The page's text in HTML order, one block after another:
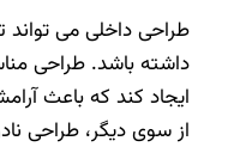
طراحی داخلی می تواند
داشته باشد. طراحی
ایجاد کند که باعث
از سوی دیگر، طراحی